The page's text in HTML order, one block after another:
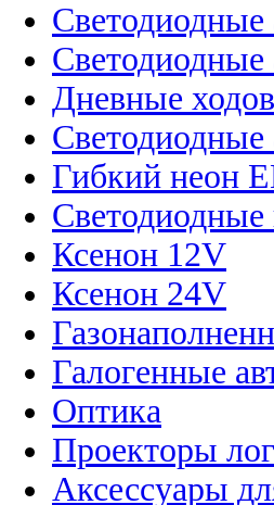
Светодиодные
Дневные
Гибкий неон
Светодиодные
Ксенон 12V
Ксенон 24V
Галогенные
Оптика
Проекторы
Аксессуары